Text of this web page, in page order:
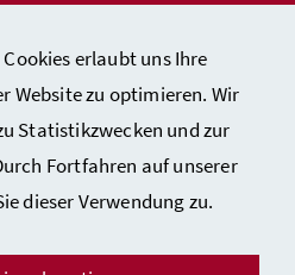
erlaubt uns Ihre
Website zu optimieren. Wir
Statistikzwecken und zur
Fortfahren auf unserer
dieser Verwendung zu.